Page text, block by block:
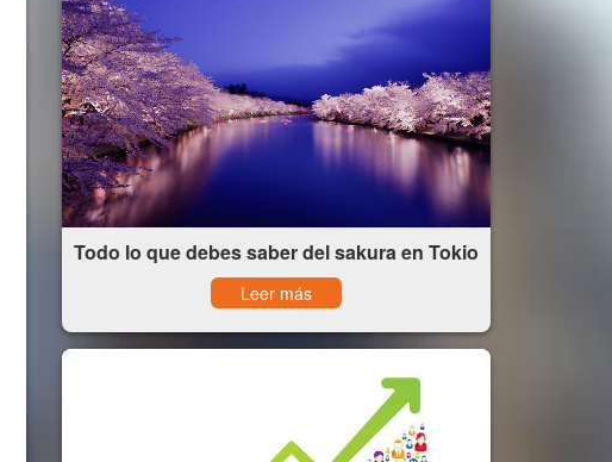
Todo lo que debes saber del sakura en Tokio
Leer más